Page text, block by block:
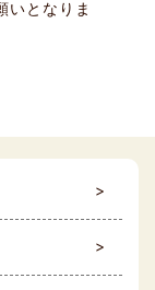
いとなりま